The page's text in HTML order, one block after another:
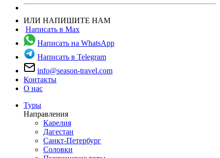
ИЛИ НАПИШИТЕ НАМ
Написать в Max
Написать на WhatsApp
Написать в Telegram
info@season-travel.com
Контакты
О нас
Туры
Направления
Карелия
Дагестан
Санкт-Петербург
Соловки